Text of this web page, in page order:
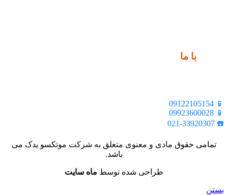
با ما
📱 09122105154
📱 09923600028
☎️ 021-33920307
تمامی حقوق مادی و معنوی متعلق به شرکت موتکسو یدک می
باشد.
طراحی شده توسط ماه سایت
بستن